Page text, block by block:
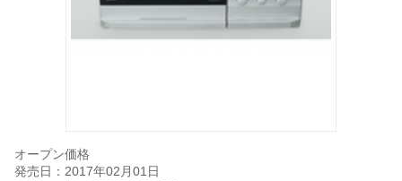
オープン価格
発売日：2017年02月01日